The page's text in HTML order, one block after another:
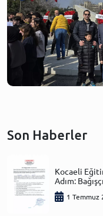
Son Haberler
Kocaeli
Adım:
1 Temmuz